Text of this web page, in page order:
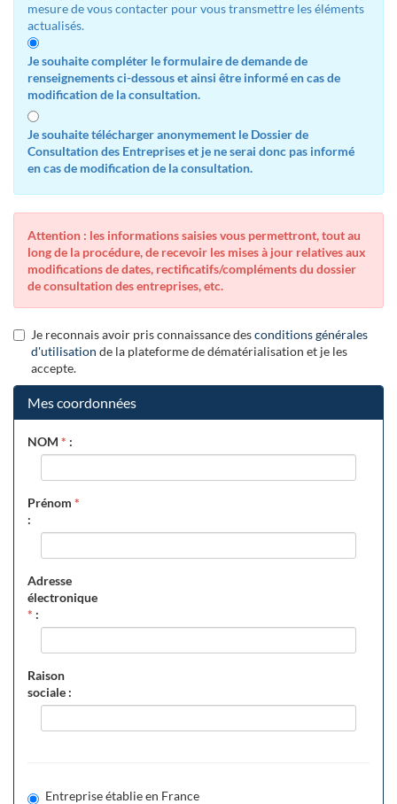
mesure de vous contacter pour vous transmettre les éléments
actualisés.
Je souhaite compléter le formulaire de demande de
renseignements ci-dessous et ainsi être informé en cas de
modification de la consultation.
Je souhaite télécharger anonymement le Dossier de
Consultation des Entreprises et je ne serai donc pas informé
en cas de modification de la consultation.
Attention : les informations saisies vous permettront, tout au
long de la procédure, de recevoir les mises à jour relatives aux
modifications de dates, rectificatifs/compléments du dossier
de consultation des entreprises, etc.
Je reconnais avoir pris connaissance desconditions générales
d'utilisation de la plateforme de dématérialisation et je les
accepte.
Mes coordonnées
NOM * :
Prénom *
:
Adresse
électronique
* :
Raison
sociale :
Entreprise établie en France